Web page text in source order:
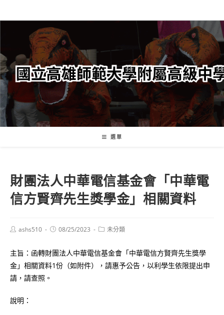
轉
要
內
容
選單
財團法人中華電信基金會「中華電
信方賢齊先生獎學金」相關資料
Postashs510
Post08/25/2023
Post未分類
主旨：函轉財團法人中華電信基金會「中華電信方賢齊先生獎學
金」相關資料1份（如附件），請惠予公告，以利學生依限提出申
請，請查照。
說明：